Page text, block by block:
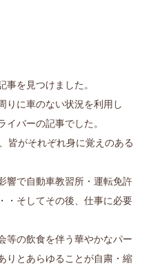
事を見つけました。
りに車のない状況を利用し
バーの記事でした。
皆がそれぞれ身に覚えのある
響で自動車教習所・運転免許
・そしてその後、仕事に必要
等の飲食を伴う華やかなパー
りとあらゆることが自粛・縮